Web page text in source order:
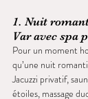
1. Nuit
Var avec spa
Pour un moment
qu’une nuit
Jacuzzi privatif,
étoiles, massage